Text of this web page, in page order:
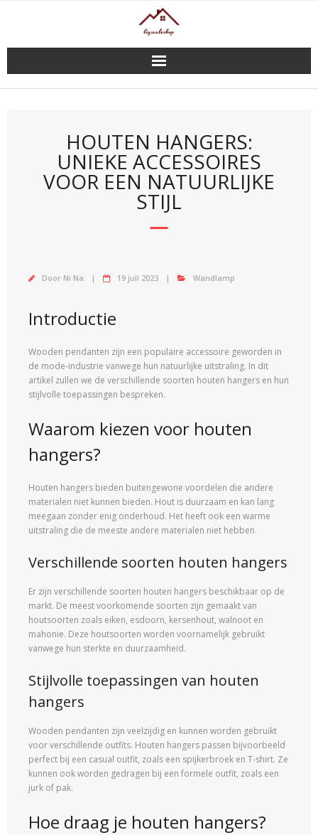
HOUTEN HANGERS:
UNIEKE ACCESSOIRES
VOOR EEN NATUURLIJKE
STIJL
Door Ni Na 19 juli 2023 Wandlamp
Introductie
Wooden pendanten zijn een populaire accessoire geworden in
de mode-industrie vanwege hun natuurlijke uitstraling. In dit
artikel zullen we de verschillende soorten houten hangers en hun
stijlvolle toepassingen bespreken.
Waarom kiezen voor houten
hangers?
Houten hangers bieden buitengewone voordelen die andere
materialen niet kunnen bieden. Hout is duurzaam en kan lang
meegaan zonder enig onderhoud. Het heeft ook een warme
uitstraling die de meeste andere materialen niet hebben.
Verschillende soorten houten hangers
Er zijn verschillende soorten houten hangers beschikbaar op de
markt. De meest voorkomende soorten zijn gemaakt van
houtsoorten zoals eiken, esdoorn, kersenhout, walnoot en
mahonie. Deze houtsoorten worden voornamelijk gebruikt
vanwege hun sterkte en duurzaamheid.
Stijlvolle toepassingen van houten
hangers
Wooden pendanten zijn veelzijdig en kunnen worden gebruikt
voor verschillende outfits. Houten hangers passen bijvoorbeeld
perfect bij een casual outfit, zoals een spijkerbroek en T-shirt. Ze
kunnen ook worden gedragen bij een formele outfit, zoals een
jurk of pak.
Hoe draag je houten hangers?